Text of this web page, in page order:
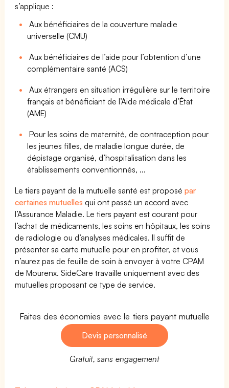
s’applique :
Aux bénéficiaires de la couverture maladie
universelle (CMU)
Aux bénéficiaires de l’aide pour l’obtention d’une
complémentaire santé (ACS)
Aux étrangers en situation irrégulière sur le territoire
français et bénéficiant de l’Aide médicale d’État
(AME)
Pour les soins de maternité, de contraception pour
les jeunes filles, de maladie longue durée, de
dépistage organisé, d’hospitalisation dans les
établissements conventionnés, ...
Le tiers payant de la mutuelle santé est proposépar
certaines mutuelles qui ont passé un accord avec
l’Assurance Maladie. Le tiers payant est courant pour
l’achat de médicaments, les soins en hôpitaux, les soins
de radiologie ou d’analyses médicales. Il suffit de
présenter sa carte mutuelle pour en profiter, et vous
n’aurez pas de feuille de soin à envoyer à votre CPAM
de Mourenx. SideCare travaille uniquement avec des
mutuelles proposant ce type de service.
Faites des économies avec le tiers payant mutuelle
Devis personnalisé
Gratuit, sans engagement